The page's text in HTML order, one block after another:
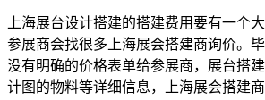
上海展台设计搭建的搭建费用要有一个
参展商会找很多上海展会搭建商询价。
没有明确的价格表单给参展商，展台搭
计图的物料等详细信息，上海展会搭建